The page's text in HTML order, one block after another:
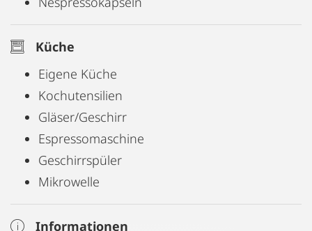
Familien oder Salzburg-Liebhaber auf Zeit.
Küche
Eigene Küche
Kochutensilien
Gläser/Geschirr
Espressomaschine
Geschirrspüler
Mikrowelle
Informationen